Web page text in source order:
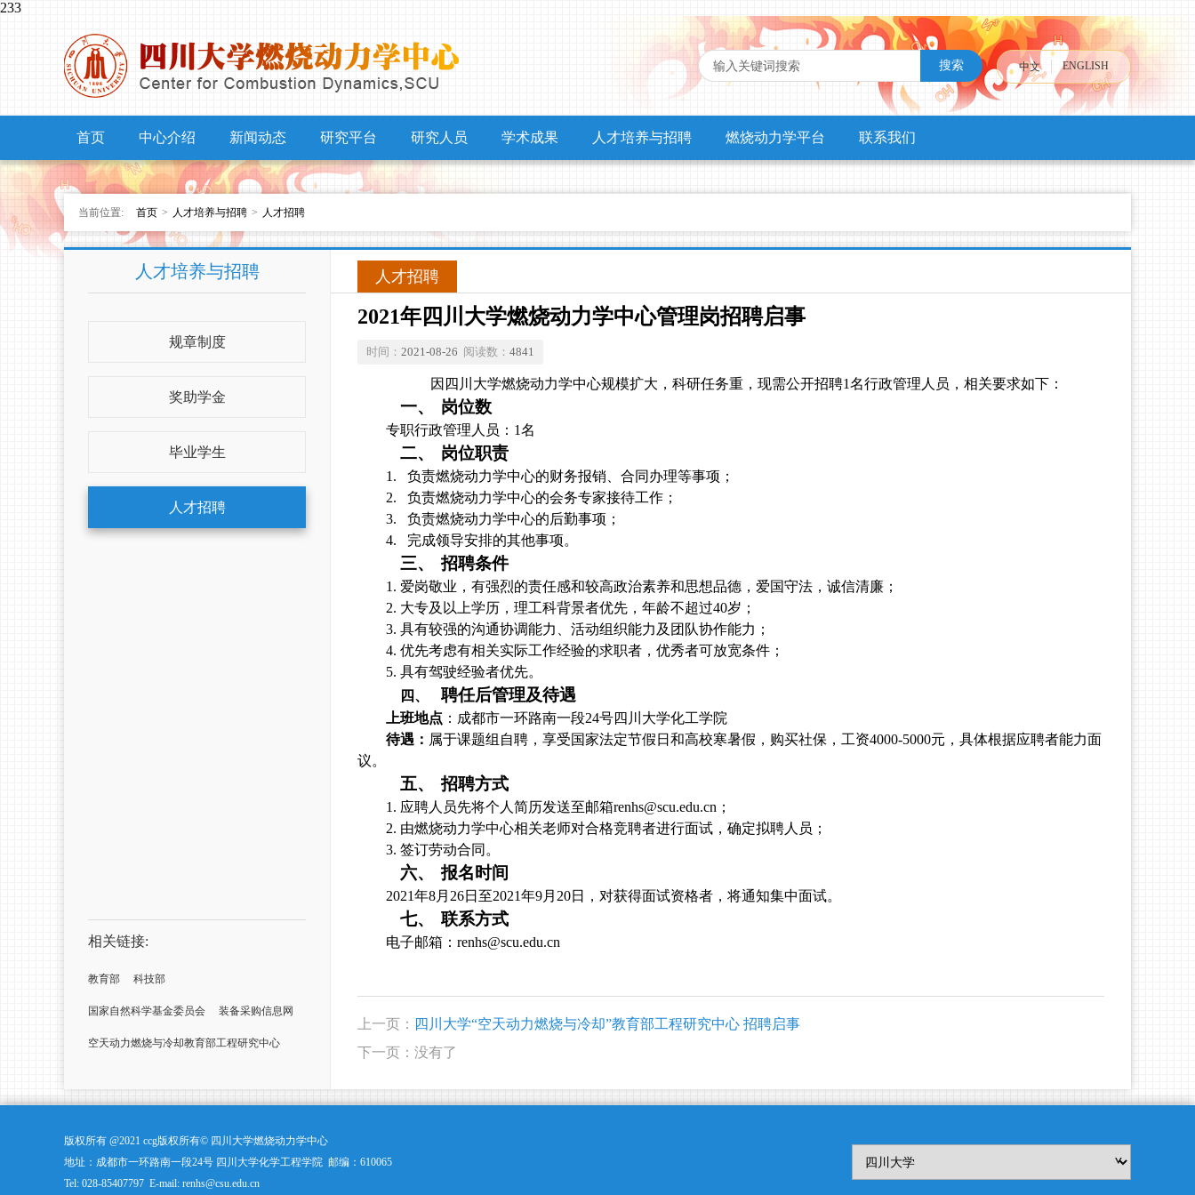
233
搜索 中文 ENGLISH
首页 中心介绍 新闻动态 研究平台 研究人员 学术成果 人才培养与招聘 燃烧动力学平台 联系我们
当前位置: 首页 > 人才培养与招聘 > 人才招聘
人才培养与招聘
规章制度
奖助学金
毕业学生
人才招聘
相关链接:
教育部 科技部
国家自然科学基金委员会 装备采购信息网
空天动力燃烧与冷却教育部工程研究中心
人才招聘
2021年四川大学燃烧动力学中心管理岗招聘启事
时间： 2021-08-26 阅读数： 4841
因四川大学燃烧动力学中心规模扩大，科研任务重，现需公开招聘1名行政管理人员，相关要求如下：
一、 岗位数
专职行政管理人员： 1名
二、 岗位职责
1.
负责燃烧动力学中心的财务报销、合同办理等事项；
2.
负责燃烧动力学中心的会务专家接待工作；
3.
负责燃烧动力学中心的后勤事项；
4.
完成领导安排的其他事项。
三、 招聘条件
1. 爱岗敬业，有强烈的责任感和较高政治素养和思想品德，爱国守法，诚信清廉；
2. 大专及以上学历，理工科背景者优先，年龄不超过40岁；
3. 具有较强的沟通协调能力、活动组织能力及团队协作能力；
4. 优先考虑有相关实际工作经验的求职者，优秀者可放宽条件；
5. 具有驾驶经验者优先。
四、
聘任后管理及待遇
上班地点 ：成都市一环路南一段24号四川大学化工学院
待遇： 属于课题组自聘，享受国家法定节假日和高校寒暑假，购买社保，工资4000-5000元，具体根据应聘者能力面
议。
五、 招聘方式
1. 应聘人员先将个人简历发送至邮箱renhs@scu.edu.cn ；
2. 由燃烧动力学中心相关老师对合格竞聘者进行面试，确定拟聘人员；
3. 签订劳动合同。
六、 报名时间
2021年8月 26日至2021年9月 20日，对获得面试资格者，将通知集中面试。
七、 联系方式
电子邮箱： renhs@scu.edu.cn
上一页： 四川大学“空天动力燃烧与冷却”教育部工程研究中心 招聘启事
下一页：没有了
版权所有 @2021 ccg版权所有© 四川大学燃烧动力学中心
地址：成都市一环路南一段24号 四川大学化学工程学院 邮编：610065
Tel: 028-85407797 E-mail: renhs@csu.edu.cn